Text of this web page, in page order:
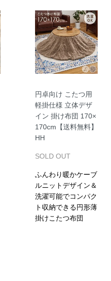
円卓向け こたつ用
軽掛仕様 立体デザ
イン 掛け布団 170×
170cm【送料無料】
HH
SOLD OUT
ふんわり暖かケーブ
ルニットデザイン＆
洗濯可能でコンパク
ト収納できる円形薄
掛けこたつ布団